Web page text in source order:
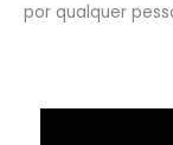
por qualquer